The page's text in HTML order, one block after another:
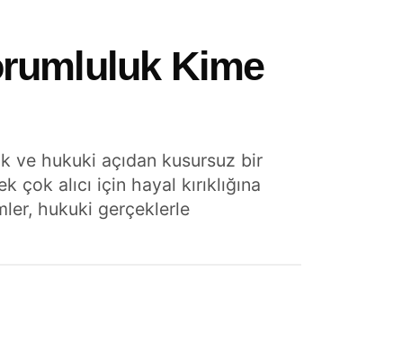
Kime
ve hukuki açıdan kusursuz bir
alıcı için hayal kırıklığına
hukuki gerçeklerle